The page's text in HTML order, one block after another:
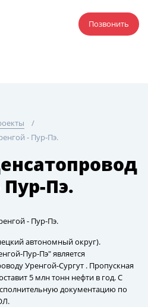
Позвонить
- Пур-Пэ.
Пэ.
- Пур-Пэ.
автономный округ).
Пур-Пэ" является
Уренгой-Сургут . Пропускная
5 млн тонн нефти в год. С
документацию по